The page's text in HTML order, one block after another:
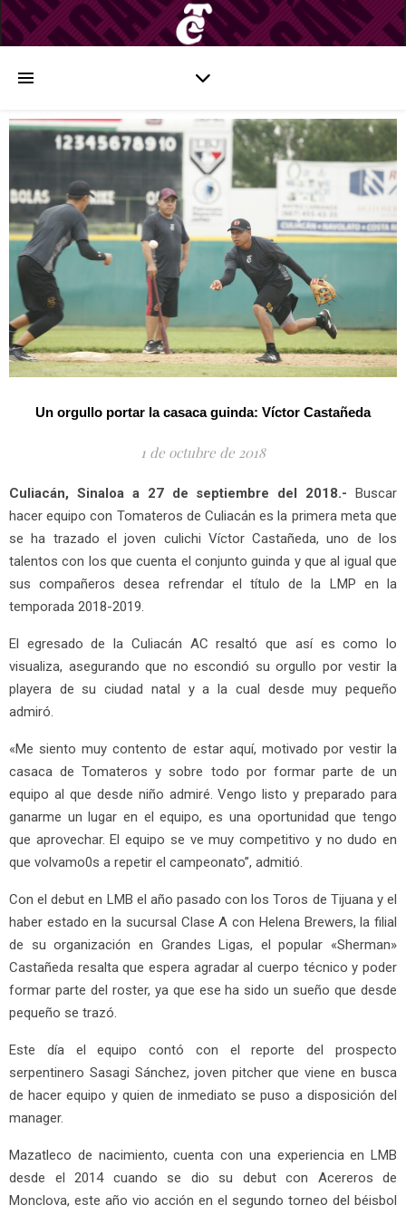
Un orgullo portar la casaca guinda: Víctor Castañeda
1 de octubre de 2018
Culiacán, Sinaloa a 27 de septiembre del 2018.- Buscar
hacer equipo con Tomateros de Culiacán es la primera meta que
se ha trazado el joven culichi Víctor Castañeda, uno de los
talentos con los que cuenta el conjunto guinda y que al igual que
sus compañeros desea refrendar el título de la LMP en la
temporada 2018-2019.
El egresado de la Culiacán AC resaltó que así es como lo
visualiza, asegurando que no escondió su orgullo por vestir la
playera de su ciudad natal y a la cual desde muy pequeño
admiró.
«Me siento muy contento de estar aquí, motivado por vestir la
casaca de Tomateros y sobre todo por formar parte de un
equipo al que desde niño admiré. Vengo listo y preparado para
ganarme un lugar en el equipo, es una oportunidad que tengo
que aprovechar. El equipo se ve muy competitivo y no dudo en
que volvamo0s a repetir el campeonato”, admitió.
Con el debut en LMB el año pasado con los Toros de Tijuana y el
haber estado en la sucursal Clase A con Helena Brewers, la filial
de su organización en Grandes Ligas, el popular «Sherman»
Castañeda resalta que espera agradar al cuerpo técnico y poder
formar parte del roster, ya que ese ha sido un sueño que desde
pequeño se trazó.
Este día el equipo contó con el reporte del prospecto
serpentinero Sasagi Sánchez, joven pitcher que viene en busca
de hacer equipo y quien de inmediato se puso a disposición del
manager.
Mazatleco de nacimiento, cuenta con una experiencia en LMB
desde el 2014 cuando se dio su debut con Acereros de
Monclova, este año vio acción en el segundo torneo del béisbol